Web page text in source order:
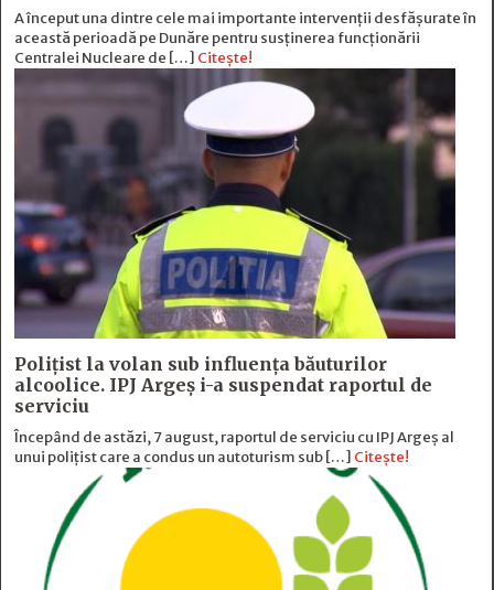
A început una dintre cele mai importante intervenții desfășurate în
această perioadă pe Dunăre pentru susținerea funcționării
Centralei Nucleare de […] Citește!
Polițist la volan sub influența băuturilor
alcoolice. IPJ Argeș i-a suspendat raportul de
serviciu
Începând de astăzi, 7 august, raportul de serviciu cu IPJ Argeș al
unui polițist care a condus un autoturism sub […] Citește!